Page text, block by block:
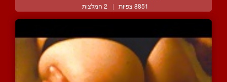
8851 צפיות | 2 המלצות